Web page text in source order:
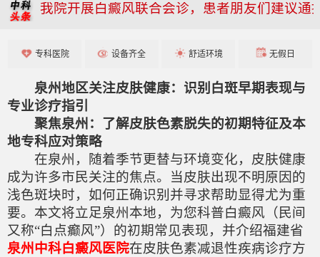
我院开展白癜风联合会诊，患者朋友们建议通
专科医院 设备齐全 舒适环境 无假日
泉州地区关注皮肤健康：识别白斑早期表现与
专业诊疗指引
聚焦泉州：了解皮肤色素脱失的初期特征及本
地专科应对策略
在泉州，随着季节更替与环境变化，皮肤健康
成为许多市民关注的焦点。当皮肤出现不明原因的
浅色斑块时，如何正确识别并寻求帮助显得尤为重
要。本文将立足泉州本地，为您科普白癜风（民间
又称“白点癫风”）的初期常见表现，并介绍福建省
泉州中科白癜风医院在皮肤色素减退性疾病诊疗方